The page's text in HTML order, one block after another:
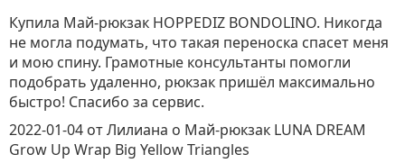
Купила Май-рюкзак HOPPEDIZ BONDOLINO. Никогда
не могла подумать, что такая переноска спасет меня
и мою спину. Грамотные консультанты помогли
подобрать удаленно, рюкзак пришёл максимально
быстро! Спасибо за сервис.
2022-01-04 от Лилиана о Май-рюкзак LUNA DREAM
Grow Up Wrap Big Yellow Triangles